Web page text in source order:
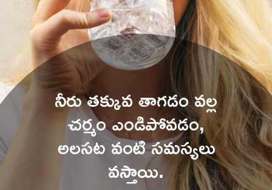
నీరు తక్కువ తాగడం వల్ల
చర్మం ఎండిపోవడం,
అలసట వంటి సమస్యలు
వస్తాయి.